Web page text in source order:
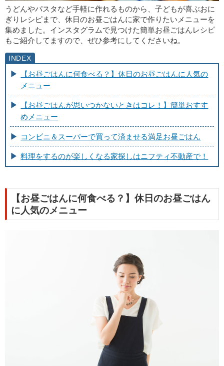
うどんやパスタなど手軽に作れるものから、子どもが喜ぶおに
ぎりレシピまで、休日のお昼ごはんに家で作りたいメニューを
集めました。インスタグラムで見つけた簡単お昼ごはんレシピ
もご紹介してますので、ぜひ参考にしてくださいね。
【お昼ごはんに何食べる？】休日のお昼ごはんに人気の
メニュー
【お昼ごはんが思いつかないときはコレ！】簡単おすす
めメニュー
コンビニ＆スーパーで買って済ませる満足お昼ごはん
料理をするのが楽しくなる家探しはニフティ不動産で！
【お昼ごはんに何食べる？】休日のお昼ごはん
に人気のメニュー